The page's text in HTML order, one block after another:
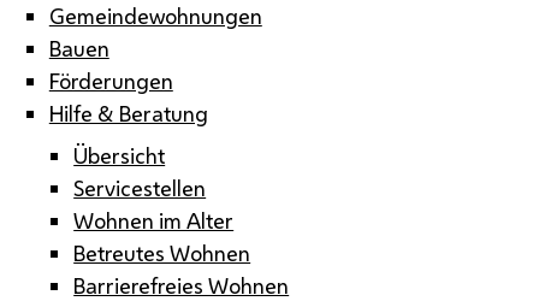
Gemeindewohnungen
Bauen
Förderungen
Hilfe & Beratung
Übersicht
Servicestellen
Wohnen im Alter
Betreutes Wohnen
Barrierefreies Wohnen